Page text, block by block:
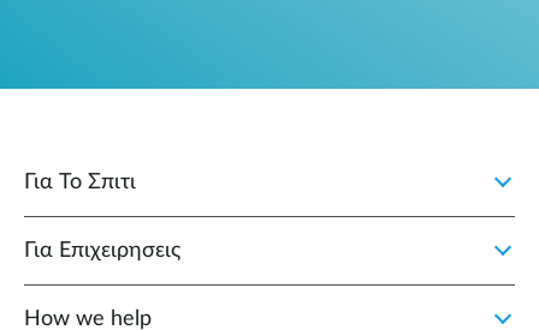
Για Το Σπιτι
Για Επιχειρησεις
How we help